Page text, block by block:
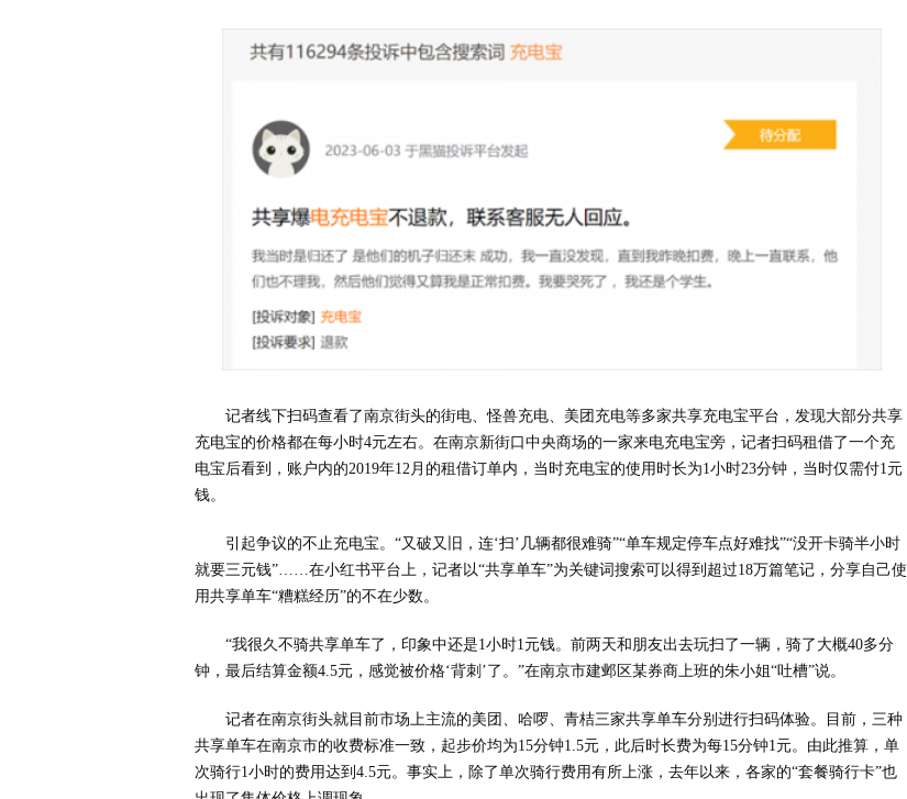
记者线下扫码查看了南京街头的街电、怪兽充电、美团充电等多家共享充电宝平台，发现大部分共享
充电宝的价格都在每小时4元左右。在南京新街口中央商场的一家来电充电宝旁，记者扫码租借了一个充
电宝后看到，账户内的2019年12月的租借订单内，当时充电宝的使用时长为1小时23分钟，当时仅需付1元
钱。
引起争议的不止充电宝。“又破又旧，连‘扫’几辆都很难骑”“单车规定停车点好难找”“没开卡骑半小时
就要三元钱”……在小红书平台上，记者以“共享单车”为关键词搜索可以得到超过18万篇笔记，分享自己使
用共享单车“糟糕经历”的不在少数。
“我很久不骑共享单车了，印象中还是1小时1元钱。前两天和朋友出去玩扫了一辆，骑了大概40多分
钟，最后结算金额4.5元，感觉被价格‘背刺’了。”在南京市建邺区某券商上班的朱小姐“吐槽”说。
记者在南京街头就目前市场上主流的美团、哈啰、青桔三家共享单车分别进行扫码体验。目前，三种
共享单车在南京市的收费标准一致，起步价均为15分钟1.5元，此后时长费为每15分钟1元。由此推算，单
次骑行1小时的费用达到4.5元。事实上，除了单次骑行费用有所上涨，去年以来，各家的“套餐骑行卡”也